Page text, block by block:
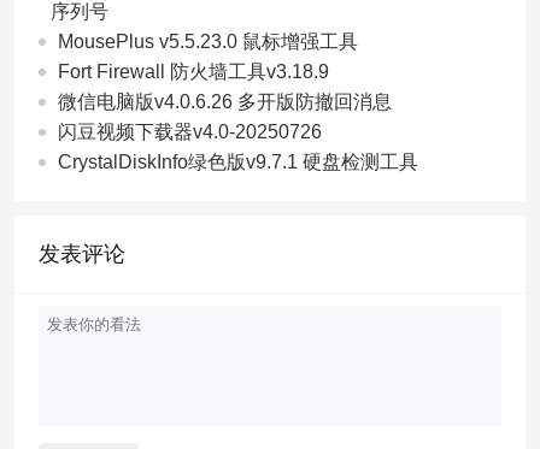
序列号
MousePlus v5.5.23.0 鼠标增强工具
Fort Firewall 防火墙工具v3.18.9
微信电脑版v4.0.6.26 多开版防撤回消息
闪豆视频下载器v4.0-20250726
CrystalDiskInfo绿色版v9.7.1 硬盘检测工具
发表评论